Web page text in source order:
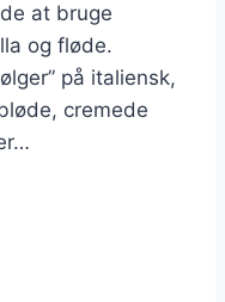
at bruge
og fløde.
på italiensk,
cremede